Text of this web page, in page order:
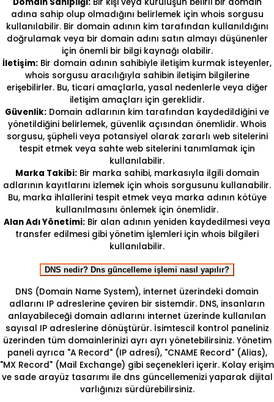
adına sahip olup olmadığını belirlemek için whois sorgusu
kullanılabilir. Bir domain adının kim tarafından kullanıldığını
doğrulamak veya bir domain adını satın almayı düşünenler
için önemli bir bilgi kaynağı olabilir.
İletişim: Bir domain adının sahibiyle iletişim kurmak isteyenler,
whois sorgusu aracılığıyla sahibin iletişim bilgilerine
erişebilirler. Bu, ticari amaçlarla, yasal nedenlerle veya diğer
iletişim amaçları için gereklidir.
Güvenlik: Domain adlarının kim tarafından kaydedildiğini ve
yönetildiğini belirlemek, güvenlik açısından önemlidir. Whois
sorgusu, şüpheli veya potansiyel olarak zararlı web sitelerini
tespit etmek veya sahte web sitelerini tanımlamak için
kullanılabilir.
Marka Takibi:Bir marka sahibi, markasıyla ilgili domain
adlarının kayıtlarını izlemek için whois sorgusunu kullanabilir.
Bu, marka ihlallerini tespit etmek veya marka adının kötüye
kullanılmasını önlemek için önemlidir.
Alan Adı Yönetimi: Bir alan adının yeniden kaydedilmesi veya
transfer edilmesi gibi yönetim işlemleri için whois bilgileri
kullanılabilir.
DNS nedir? Dns güncelleme işlemi nasıl yapılır?
DNS (Domain Name System), internet üzerindeki domain
adlarını IP adreslerine çeviren bir sistemdir. DNS, insanların
anlayabileceği domain adlarını internet üzerinde kullanılan
sayısal IP adreslerine dönüştürür. İsimtescil kontrol paneliniz
üzerinden tüm domainlerinizi ayrı ayrı yönetebilirsiniz. Yönetim
paneli ayrıca "A Record" (IP adresi), "CNAME Record" (Alias),
"MX Record" (Mail Exchange) gibi seçenekleri içerir. Kolay erişim
ve sade arayüz tasarımı ile dns güncellemenizi yaparak dijital
varlığınızı sürdürebilirsiniz.